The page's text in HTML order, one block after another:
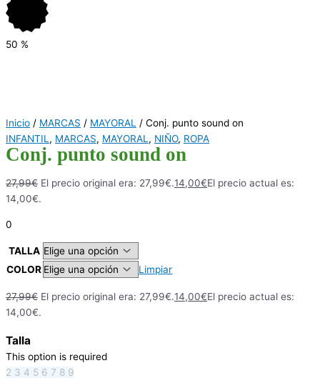
50 %
Inicio / MARCAS / MAYORAL
/ Conj. punto sound on
INFANTIL , MARCAS, MAYORAL , NIÑO, ROPA
Conj. punto sound on
27,99€ El precio original era: 27,99€.14,00€El precio actual es:
14,00€.
0
TALLA
COLOR
Limpiar
27,99€ El precio original era: 27,99€.14,00€El precio actual es:
14,00€.
Talla
This option is required
2 3 4 5 6 7 8 9